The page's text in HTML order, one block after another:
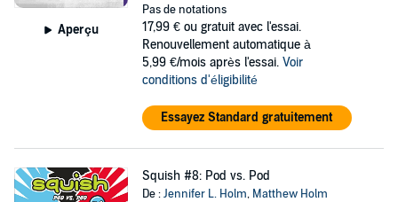
Aperçu
Pas de notations
17,99 € ou gratuit avec l'essai.
Renouvellement automatique à
5,99 €/mois après l'essai. Voir
conditions d'éligibilité
Essayez Standard gratuitement
Squish #8: Pod vs. Pod
De :Jennifer L. Holm, Matthew Holm